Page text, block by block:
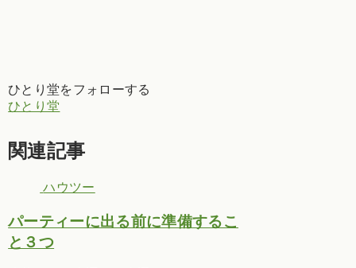
ひとり堂をフォローする
ひとり堂
関連記事
ハウツー
パーティーに出る前に準備するこ
と３つ